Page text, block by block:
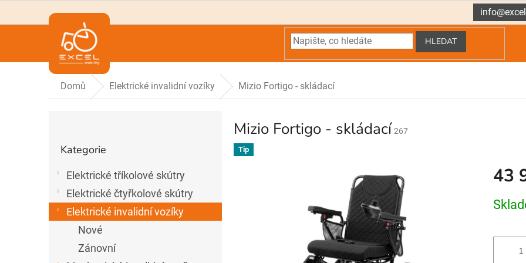
HLEDAT
Domů Elektrické invalidní vozíky Mizio Fortigo - skládací
n
í
kategorie
Kategorie
Elektrické tříkolové skútry
Elektrické čtyřkolové skútry
Elektrické invalidní vozíky
Nové
Zánovní
Mizio Fortigo - skládací 267
Tip
43
Měrná
cena: